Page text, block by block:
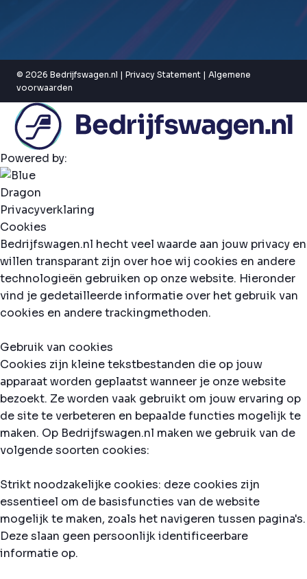
© 2026 Bedrijfswagen.nl | Privacy Statement | Algemene
voorwaarden
Powered by:
Privacyverklaring
Cookies
Bedrijfswagen.nl hecht veel waarde aan jouw privacy en
willen transparant zijn over hoe wij cookies en andere
technologieën gebruiken op onze website. Hieronder
vind je gedetailleerde informatie over het gebruik van
cookies en andere trackingmethoden.
Gebruik van cookies
Cookies zijn kleine tekstbestanden die op jouw
apparaat worden geplaatst wanneer je onze website
bezoekt. Ze worden vaak gebruikt om jouw ervaring op
de site te verbeteren en bepaalde functies mogelijk te
maken. Op Bedrijfswagen.nl maken we gebruik van de
volgende soorten cookies:
Strikt noodzakelijke cookies: deze cookies zijn
essentieel om de basisfuncties van de website
mogelijk te maken, zoals het navigeren tussen pagina's.
Deze slaan geen persoonlijk identificeerbare
informatie op.